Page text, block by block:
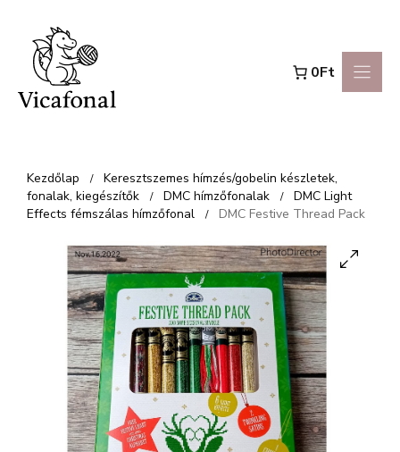
Kilépés
tartalomba
0Ft
Kezdőlap /
Keresztszemes hímzés/gobelin készletek,
fonalak, kiegészítők
/ DMC hímzőfonalak /
DMC Light
Effects fémszálas hímzőfonal
/ DMC Festive Thread Pack